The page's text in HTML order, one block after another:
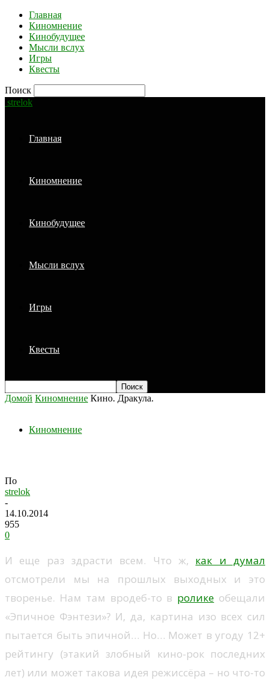
Главная
Киномнение
Кинобудущее
Мысли вслух
Игры
Квесты
Поиск
strelok
Главная
Киномнение
Кинобудущее
Мысли вслух
Игры
Квесты
Домой Киномнение Кино. Дракула.
Киномнение
По
strelok
-
14.10.2014
955
0
И еще раз здрасти всем. Что ж, как и думал
отсмотрели мы на прошлых выходных и это
творенье. Нам там вродеб-то в ролике обещали
«Эпичное Фэнтези»? И, да, картина изо всех сил
пытается быть эпичной… Но… Может в угоду 12+
рейтингу (этакий злобный кино-рок последних
лет) или может такова идея режиссёра – но что-то